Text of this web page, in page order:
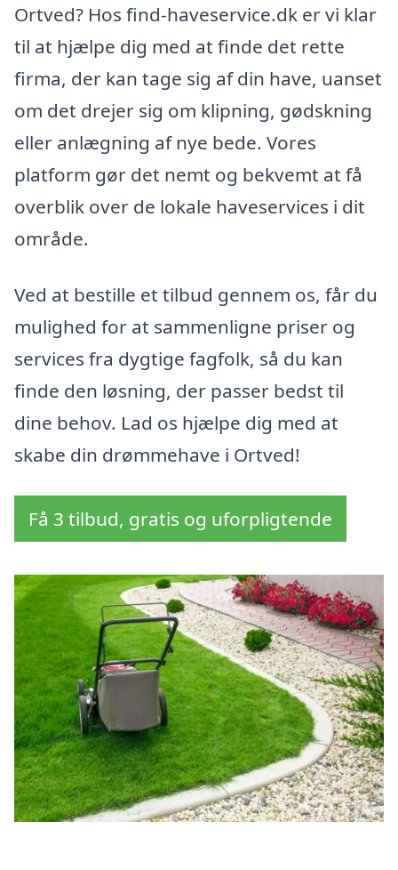
Ortved? Hos find-haveservice.dk er vi klar
til at hjælpe dig med at finde det rette
firma, der kan tage sig af din have, uanset
om det drejer sig om klipning, gødskning
eller anlægning af nye bede. Vores
platform gør det nemt og bekvemt at få
overblik over de lokale haveservices i dit
område.
Ved at bestille et tilbud gennem os, får du
mulighed for at sammenligne priser og
services fra dygtige fagfolk, så du kan
finde den løsning, der passer bedst til
dine behov. Lad os hjælpe dig med at
skabe din drømmehave i Ortved!
Få 3 tilbud, gratis og uforpligtende